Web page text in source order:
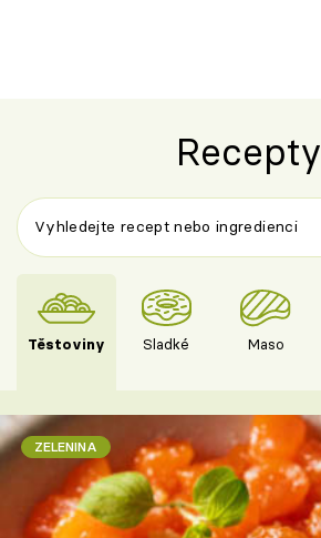
Recepty
Těstoviny Sladké Maso
ZELENINA